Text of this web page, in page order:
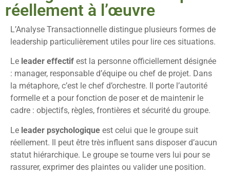
réellement à l’œuvre
L’Analyse Transactionnelle distingue plusieurs formes de
leadership particulièrement utiles pour lire ces situations.
Le leader effectif est la personne officiellement désignée
: manager, responsable d’équipe ou chef de projet. Dans
la métaphore, c’est le chef d’orchestre. Il porte l’autorité
formelle et a pour fonction de poser et de maintenir le
cadre : objectifs, règles, frontières et sécurité du groupe.
Le leader psychologique est celui que le groupe suit
réellement. Il peut être très influent sans disposer d’aucun
statut hiérarchique. Le groupe se tourne vers lui pour se
rassurer, exprimer des plaintes ou valider une position.